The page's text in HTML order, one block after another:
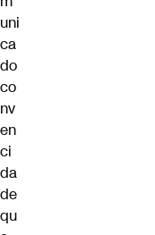
uni
ca
do
co
nv
en
ci
da
de
qu